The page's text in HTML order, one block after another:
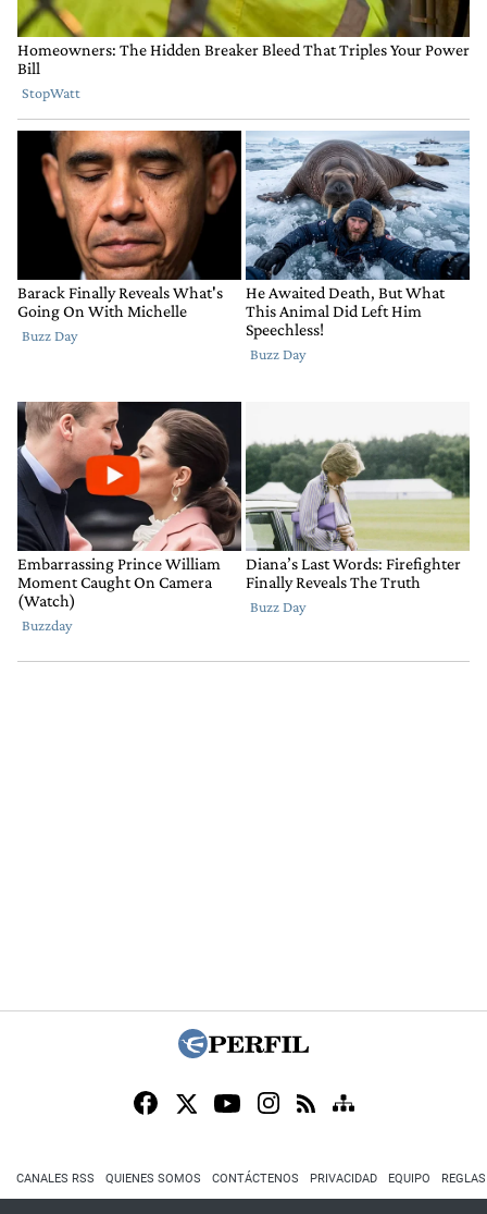
CANALES RSS QUIENES SOMOS CONTÁCTENOS PRIVACIDAD EQUIPO